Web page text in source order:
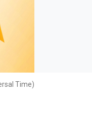
Time)